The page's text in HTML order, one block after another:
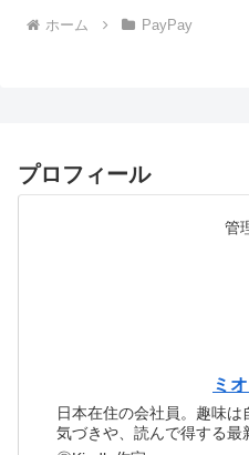
ホーム PayPay
プロフィール
管
ミ
日本在住の会社員。趣味
気づきや、読んで得する最